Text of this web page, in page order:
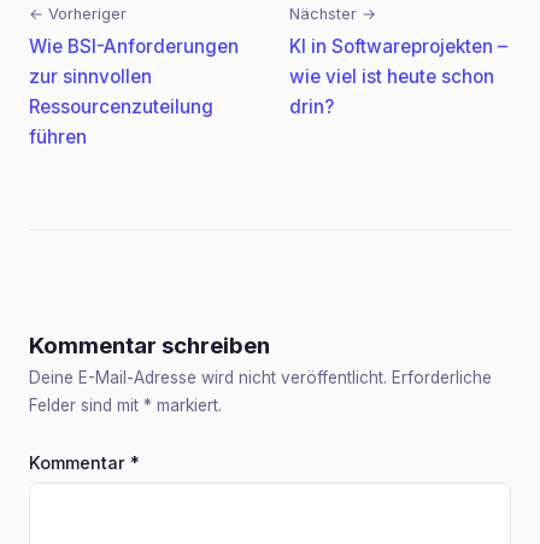
Beitragsnavigation
← Vorheriger
Wie BSI-Anforderungen
zur sinnvollen
Ressourcenzuteilung
führen
Nächster →
KI in Softwareprojekten –
wie viel ist heute schon
drin?
Kommentar schreiben
Deine E-Mail-Adresse wird nicht veröffentlicht. Erforderliche
Felder sind mit * markiert.
Kommentar *